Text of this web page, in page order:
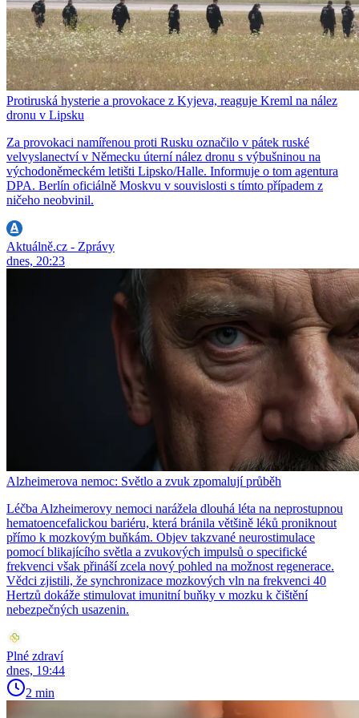
Protiruská hysterie a provokace z Kyjeva, reaguje Kreml na nález
dronu v Lipsku
Za provokaci namířenou proti Rusku označilo v pátek ruské
velvyslanectví v Německu úterní nález dronu s výbušninou na
východoněmeckém letišti Lipsko/Halle. Informuje o tom agentura
DPA. Berlín oficiálně Moskvu v souvislosti s tímto případem z
ničeho neobvinil.
Aktuálně.cz - Zprávy
dnes, 20:23
Alzheimerova nemoc: Světlo a zvuk zpomalují průběh
Léčba Alzheimerovy nemoci narážela dlouhá léta na neprostupnou
hematoencefalickou bariéru, která bránila většině léků proniknout
přímo k mozkovým buňkám. Objev takzvané neurostimulace
pomocí blikajícího světla a zvukových impulsů o specifické
frekvenci však přináší zcela nový pohled na možnost regenerace.
Vědci zjistili, že synchronizace mozkových vln na frekvenci 40
Hertzů dokáže stimulovat imunitní buňky v mozku k čištění
nebezpečných usazenin.
Plné zdraví
dnes, 19:44
2 min